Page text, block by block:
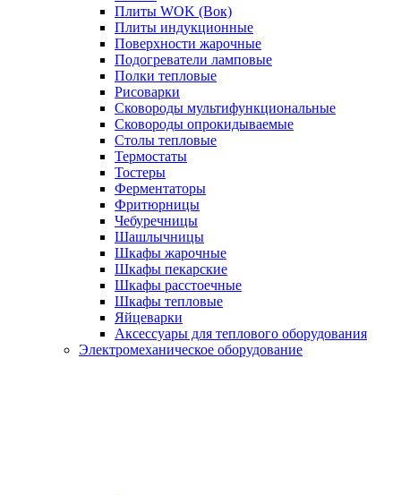
Плиты WOK (Вок)
Плиты индукционные
Поверхности жарочные
Подогреватели ламповые
Полки тепловые
Рисоварки
Сковороды мультифункциональные
Сковороды опрокидываемые
Столы тепловые
Термостаты
Тостеры
Ферментаторы
Фритюрницы
Чебуречницы
Шашлычницы
Шкафы жарочные
Шкафы пекарские
Шкафы расстоечные
Шкафы тепловые
Яйцеварки
Аксессуары для теплового оборудования
Электромеханическое оборудование